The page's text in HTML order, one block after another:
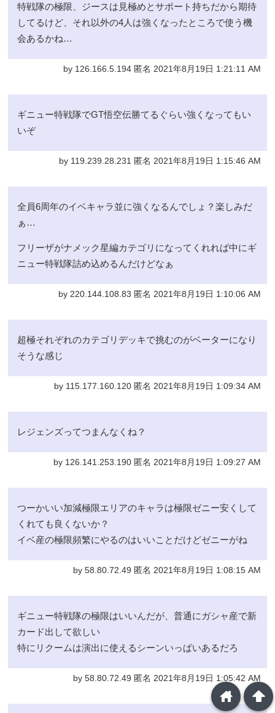
特戦隊の極限、ジースは見極めとサポート持ちだから期待
してるけど、それ以外の4人は強くなったところで使う機
会あるかね…
by 126.166.5.194 匿名 2021年8月19日 1:21:11 AM
ギニュー特戦隊でGT悟空伝勝てるぐらい強くなってもい
いぞ
by 119.239.28.231 匿名 2021年8月19日 1:15:46 AM
全員6周年のイベキャラ並に強くなるんでしょ？楽しみだ
ぁ…
フリーザがナメック星編カテゴリになってくれれば中にギ
ニュー特戦隊詰め込めるんだけどなぁ
by 220.144.108.83 匿名 2021年8月19日 1:10:06 AM
超極それぞれのカテゴリデッキで挑むのがベーターになり
そうな感じ
by 115.177.160.120 匿名 2021年8月19日 1:09:34 AM
レジェンズってつまんなくね？
by 126.141.253.190 匿名 2021年8月19日 1:09:27 AM
つーかいい加減極限エリアのキャラは極限ゼニー安くして
くれても良くないか？
イベ産の極限頻繁にやるのはいいことだけどゼニーがね
by 58.80.72.49 匿名 2021年8月19日 1:08:15 AM
ギニュー特戦隊の極限はいいんだが、普通にガシャ産で新
カード出して欲しい
特にリクームは演出に使えるシーンいっぱいあるだろ
by 58.80.72.49 匿名 2021年8月19日 1:05:42 AM
arrowup
home